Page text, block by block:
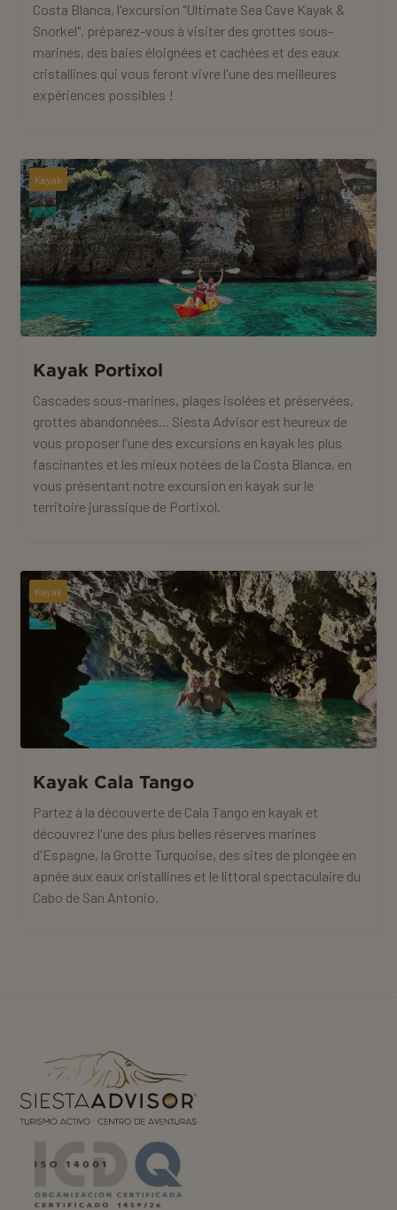
Costa Blanca, l'excursion "Ultimate Sea Cave Kayak &
Snorkel", préparez-vous à visiter des grottes sous-
marines, des baies éloignées et cachées et des eaux
cristallines qui vous feront vivre l'une des meilleures
expériences possibles !
Kayak
Kayak Portixol
Cascades sous-marines, plages isolées et préservées,
grottes abandonnées... Siesta Advisor est heureux de
vous proposer l'une des excursions en kayak les plus
fascinantes et les mieux notées de la Costa Blanca, en
vous présentant notre excursion en kayak sur le
territoire jurassique de Portixol.
Kayak
Kayak Cala Tango
Partez à la découverte de Cala Tango en kayak et
découvrez l'une des plus belles réserves marines
d'Espagne, la Grotte Turquoise, des sites de plongée en
apnée aux eaux cristallines et le littoral spectaculaire du
Cabo de San Antonio.